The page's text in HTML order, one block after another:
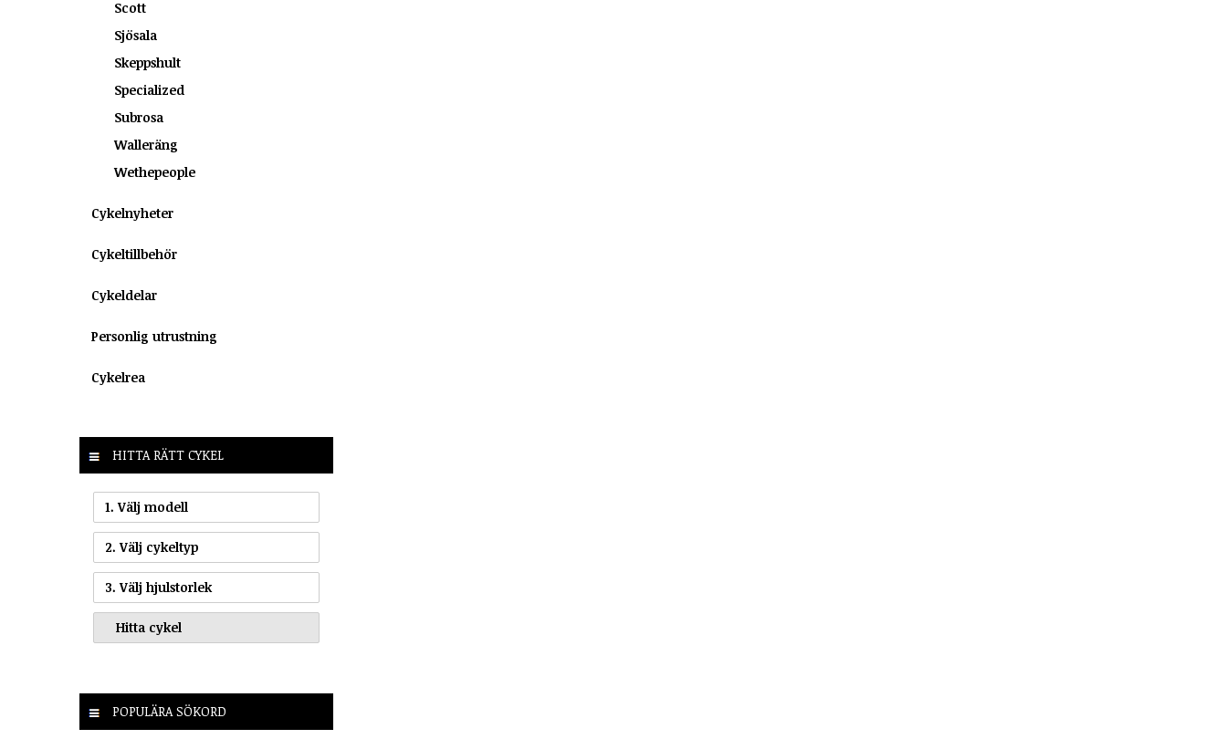
Scott
Sjösala
Skeppshult
Specialized
Subrosa
Walleräng
Wethepeople
Cykelnyheter
Cykeltillbehör
Cykeldelar
Personlig utrustning
Cykelrea
HITTA RÄTT CYKEL
1. Välj modell
2. Välj cykeltyp
3. Välj hjulstorlek
POPULÄRA SÖKORD